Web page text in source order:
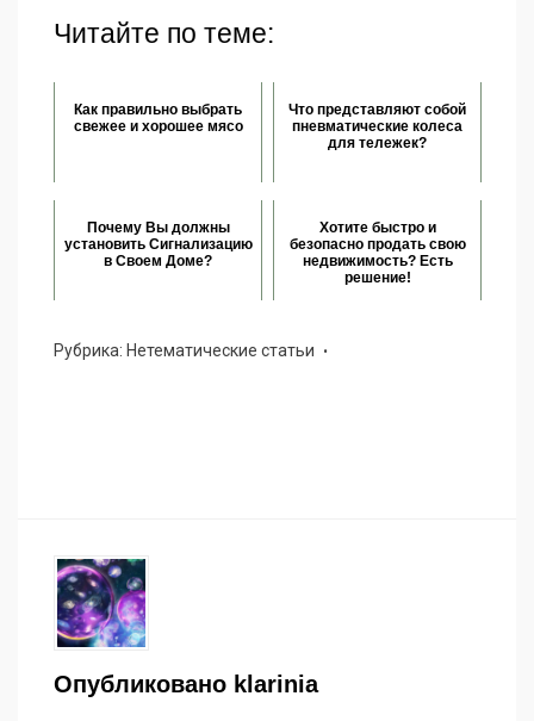
Читайте по теме:
Как правильно выбрать
свежее и хорошее мясо
Что представляют собой
пневматические колеса
для тележек?
Почему Вы должны
установить Сигнализацию
в Своем Доме?
Хотите быстро и
безопасно продать свою
недвижимость? Есть
решение!
Рубрика: Нетематические статьи
Опубликовано klarinia